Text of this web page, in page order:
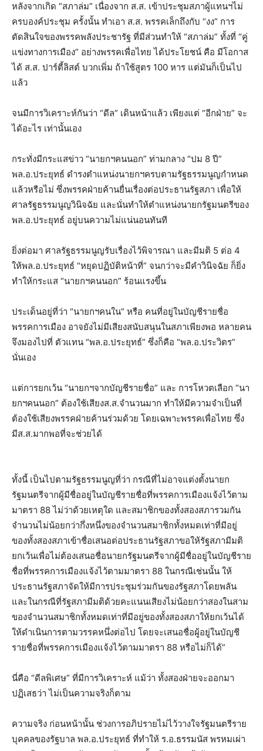
หลังจากเกิด “สภาล่ม” เนื่องจาก ส.ส. เข้าประชุมสภาผู้แทนฯไม่
ครบองค์ประชุม ครั้งนั้น ทำเอา ส.ส. พรรคเล็กถึงกับ “งง” การ
ตัดสินใจของพรรคพลังประชารัฐ ที่มีส่วนทำให้ “สภาล่ม” ทั้งที่ “คู่
แข่งทางการเมือง” อย่างพรรคเพื่อไทย ได้ประโยชน์ คือ มีโอกาส
ได้ ส.ส. ปาร์ตี้ลิสต์ บวกเพิ่ม ถ้าใช้สูตร 100 หาร แต่มันก็เป็นไป
แล้ว
จนมีการวิเคราะห์กันว่า “ดีล” เดินหน้าแล้ว เพียงแต่ “อีกฝ่าย” จะ
ได้อะไร เท่านั้นเอง
กระทั่งมีกระแสข่าว “นายกฯคนนอก” ท่ามกลาง “ปม 8 ปี”
พล.อ.ประยุทธ์ ดำรงตำแหน่งนายกฯครบตามรัฐธรรมนูญกำหนด
แล้วหรือไม่ ซึ่งพรรคฝ่ายค้านยื่นเรื่องต่อประธานรัฐสภา เพื่อให้
ศาลรัฐธรรมนูญวินิจฉัย และนั่นทำให้ตำแหน่งนายกรัฐมนตรีของ
พล.อ.ประยุทธ์ อยู่บนความไม่แน่นอนทันที
ยิ่งต่อมา ศาลรัฐธรรมนูญรับเรื่องไว้พิจารณา และมีมติ 5 ต่อ 4
ให้พล.อ.ประยุทธ์ “หยุดปฏิบัติหน้าที่” จนกว่าจะมีคำวินิจฉัย ก็ยิ่ง
ทำให้กระแส “นายกฯคนนอก” ร้อนแรงขึ้น
ประเด็นอยู่ที่ว่า “นายกฯคนใน” หรือ คนที่อยู่ในบัญชีรายชื่อ
พรรคการเมือง อาจยังไม่มีเสียงสนับสนุนในสภาเพียงพอ หลายคน
จึงมองไปที่ ตัวแทน “พล.อ.ประยุทธ์” ซึ่งก็คือ “พล.อ.ประวิตร”
นั่นเอง
แต่การยกเว้น “นายกฯจากบัญชีรายชื่อ” และ การโหวตเลือก “นา
ยกฯคนนอก” ต้องใช้เสียงส.ส.จำนวนมาก ทำให้มีความจำเป็นที่
ต้องใช้เสียงพรรคฝ่ายค้านร่วมด้วย โดยเฉพาะพรรคเพื่อไทย ซึ่ง
มีส.ส.มากพอที่จะช่วยได้
ทั้งนี้ เป็นไปตามรัฐธรรมนูญที่ว่า กรณีที่ไม่อาจแต่งตั้งนายก
รัฐมนตรีจากผู้มีชื่ออยู่ในบัญชีรายชื่อที่พรรคการเมืองแจ้งไว้ตาม
มาตรา 88 ไม่ว่าด้วยเหตุใด และสมาชิกของทั้งสองสภารวมกัน
จำนวนไม่น้อยกว่ากึ่งหนึ่งของจำนวนสมาชิกทั้งหมดเท่าที่มีอยู่
ของทั้งสองสภาเข้าชื่อเสนอต่อประธานรัฐสภาขอให้รัฐสภามีมติ
ยกเว้นเพื่อไม่ต้องเสนอชื่อนายกรัฐมนตรีจากผู้มีชื่ออยู่ในบัญชีราย
ชื่อที่พรรคการเมืองแจ้งไว้ตามมาตรา 88 ในกรณีเช่นนั้น ให้
ประธานรัฐสภาจัดให้มีการประชุมร่วมกันของรัฐสภาโดยพลัน
และในกรณีที่รัฐสภามีมติด้วยคะแนนเสียงไม่น้อยกว่าสองในสาม
ของจำนวนสมาชิกทั้งหมดเท่าที่มีอยู่ของทั้งสองสภาให้ยกเว้นได้
ให้ดำเนินการตามวรรคหนึ่งต่อไป โดยจะเสนอชื่อผู้อยู่ในบัญชี
รายชื่อที่พรรคการเมืองแจ้งไว้ตามมาตรา 88 หรือไม่ก็ได้”
นี่คือ “ดีลพิเศษ” ที่มีการวิเคราะห์ แม้ว่า ทั้งสองฝ่ายจะออกมา
ปฏิเสธว่า ไม่เป็นความจริงก็ตาม
ความจริง ก่อนหน้านั้น ช่วงการอภิปรายไม่ไว้วางใจรัฐมนตรีราย
บุคคลของรัฐบาล พล.อ.ประยุทธ์ ที่ทำให้ ร.อ.ธรรมนัส พรหมเผ่า